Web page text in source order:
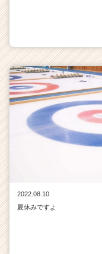
2022.08.10
夏休みですよ